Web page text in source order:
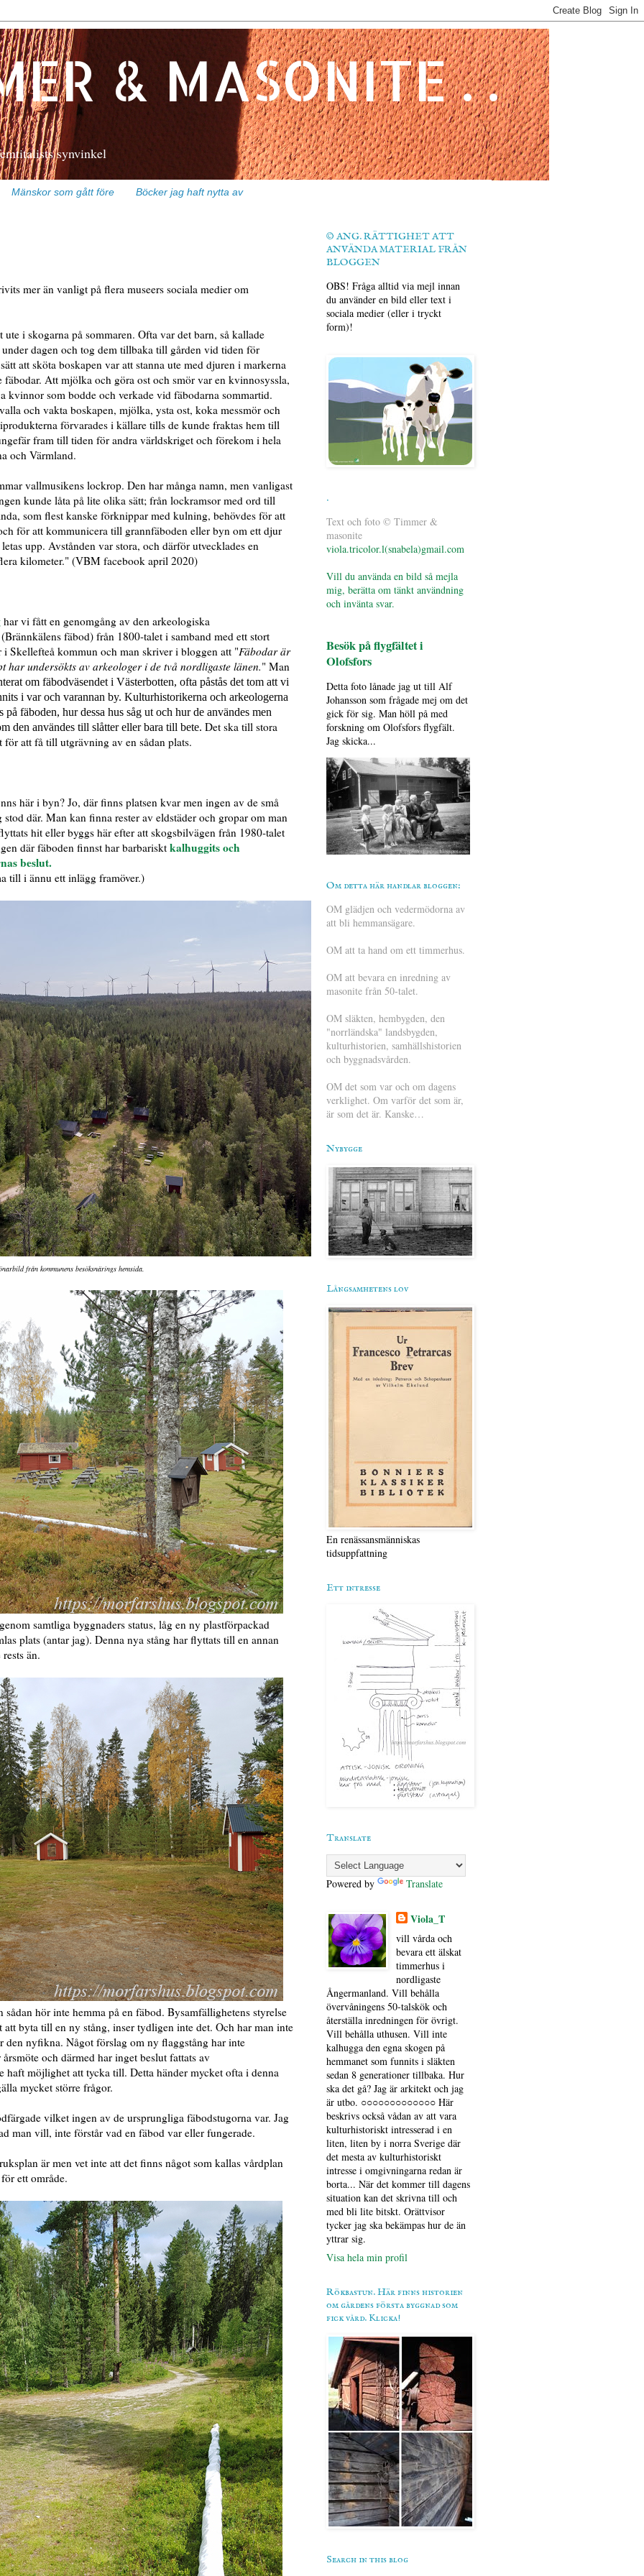
& MASONITE . .
synvinkel
Mänskor som gått före Böcker jag haft nytta av
mer än vanligt på flera museers sociala medier om
i skogarna på sommaren. Ofta var det barn, så kallade
dagen och tog dem tillbaka till gården vid tiden för
att sköta boskapen var att stanna ute med djuren i markerna
fäbodar. Att mjölka och göra ost och smör var en kvinnosyssla,
kvinnor som bodde och verkade vid fäbodarna sommartid.
och vakta boskapen, mjölka, ysta ost, koka messmör och
förvarades i källare tills de kunde fraktas hem till
fram till tiden för andra världskriget och förekom i hela
och Värmland.
vallmusikens lockrop. Den har många namn, men vanligast
kunde låta på lite olika sätt; från lockramsor med ord till
som flest kanske förknippar med kulning, behövdes för att
för att kommunicera till grannfäboden eller byn om ett djur
upp. Avstånden var stora, och därför utvecklades en
kilometer." (VBM facebook april 2020)
har vi fått en genomgång av den arkeologiska
fäbod) från 1800-talet i samband med ett stort
Skellefteå kommun och man skriver i bloggen att "Fäbodar är
har undersökts av arkeologer i de två nordligaste länen." Man
om fäbodväsendet i Västerbotten, ofta påstås det tom att vi
i var och varannan by. Kulturhistorikerna och arkeologerna
fäboden, hur dessa hus såg ut och hur de användes men
den användes till slåtter eller bara till bete. Det ska till stora
att få till utgrävning av en sådan plats.
här i byn? Jo, där finns platsen kvar men ingen av de små
där. Man kan finna rester av eldstäder och gropar om man
hit eller byggs här efter att skogsbilvägen från 1980-talet
där fäboden finnst har barbariskt kalhuggits och
beslut.
till i ännu ett inlägg framöver.)
från kommunens besöksnärings hemsida.
samtliga byggnaders status, låg en ny plastförpackad
plats (antar jag). Denna nya stång har flyttats till en annan
än.
sådan hör inte hemma på en fäbod. Bysamfällighetens styrelse
att byta till en ny stång, inser tydligen inte det. Och har man inte
den nyfikna. Något förslag om ny flaggstång har inte
och därmed har inget beslut fattats av
haft möjlighet att tycka till. Detta händer mycket ofta i denna
mycket större frågor.
vilket ingen av de ursprungliga fäbodstugorna var. Jag
man vill, inte förstår vad en fäbod var eller fungerade.
är men vet inte att det finns något som kallas vårdplan
ett område.
© ANG. RÄTTIGHET ATT
ANVÄNDA MATERIAL FRÅN
BLOGGEN
OBS! Fråga alltid via mejl innan
du använder en bild eller text i
sociala medier (eller i tryckt
form)!
.
Text och foto © Timmer &
masonite
viola.tricolor.l(snabela)gmail.com
Vill du använda en bild så mejla
mig, berätta om tänkt användning
och invänta svar.
Besök på flygfältet i
Olofsfors
Detta foto lånade jag ut till Alf
Johansson som frågade mej om det
gick för sig. Man höll på med
forskning om Olofsfors flygfält.
Jag skicka...
Om detta här handlar bloggen:
OM glädjen och vedermödorna av
att bli hemmansägare.
OM att ta hand om ett timmerhus.
OM att bevara en inredning av
masonite från 50-talet.
OM släkten, hembygden, den
"norrländska" landsbygden,
kulturhistorien, samhällshistorien
och byggnadsvården.
OM det som var och om dagens
verklighet. Om varför det som är,
är som det är. Kanske…
Nybygge
Långsamhetens lov
En renässansmänniskas
tidsuppfattning
Ett intresse
Translate
Powered by Translate
Viola_T
vill vårda och
bevara ett älskat
timmerhus i
nordligaste
Ångermanland. Vill behålla
övervåningens 50-talskök och
återställa inredningen för övrigt.
Vill behålla uthusen. Vill inte
kalhugga den egna skogen på
hemmanet som funnits i släkten
sedan 8 generationer tillbaka. Hur
ska det gå? Jag är arkitekt och jag
är utbo. ○○○○○○○○○○○○○ Här
beskrivs också vådan av att vara
kulturhistoriskt intresserad i en
liten, liten by i norra Sverige där
det mesta av kulturhistoriskt
intresse i omgivningarna redan är
borta... När det kommer till dagens
situation kan det skrivna till och
med bli lite bitskt. Orättvisor
tycker jag ska bekämpas hur de än
yttrar sig.
Visa hela min profil
Rökbastun. Här finns historien
om gårdens första byggnad som
fick vård. Klicka!
Search in this blog